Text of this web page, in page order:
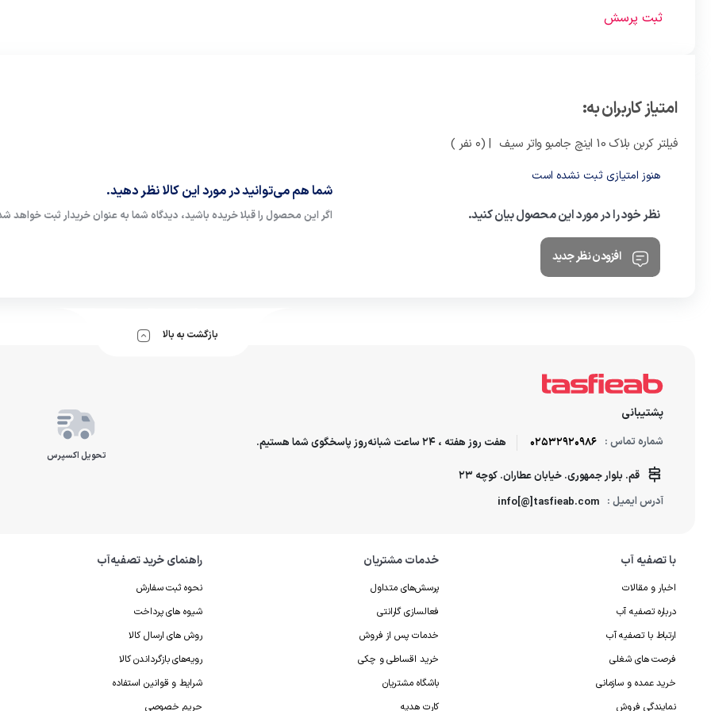
ثبت پرسش
امتیاز کاربران به:
فیلتر کربن بلاک 10 اینچ جامبو واتر سیف | (0 نفر )
هنوز امتیازی ثبت نشده است
نظر خود را در مورد این محصول بیان کنید.
افزودن نظر جدید
شما هم می‌توانید در مورد این کالا نظر دهید.
اگر این محصول را قبلا خریده باشید، دیدگاه شما به عنوان خریدار ثبت خواهد
بازگشت به بالا
پشتیبانی
شماره تماس : 02532920986 هفت روز هفته ، 24 ساعت شبانه‌روز پاسخگوی شما هستیم.
قم. بلوار جمهوری. خیابان عطاران. کوچه 23
آدرس ایمیل : info[@]tasfieab.com
تحویل اکسپرس
با تصفیه آب
اخبار و مقالات
درباره تصفیه آب
ارتباط با تصفیه آب
فرصت های شغلی
خرید عمده و سازمانی
نمایندگی فروش
خدمات مشتریان
پرسش‌های متداول
فعالسازی گارانتی
خدمات پس از فروش
خرید اقساطی و چکی
باشگاه مشتریان
کارت هدیه
راهنمای خرید تصفیه‌آب
نحوه ثبت سفارش
شیوه های پرداخت
روش های ارسال کالا
رویه‌های بازگرداندن کالا
شرایط و قوانین استفاده
حریم خصوصی